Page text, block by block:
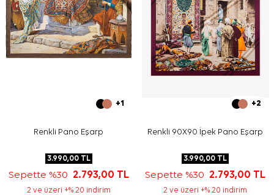
+1
Renkli Pano Eşarp
3.990,00TL
Sepette %30 2.793,00 TL
2 ve üzeri +% 20 indirim
+2
Renkli 90X90 İpek Pano Eşarp
3.990,00 TL
Sepette %30 2.793,00 TL
2 ve üzeri +% 20 indirim